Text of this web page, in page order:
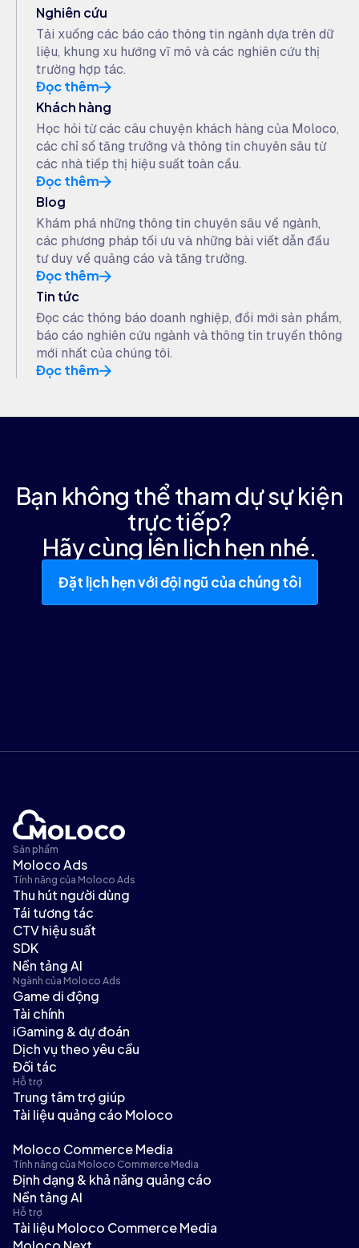
Nghiên cứu
Tải xuống các báo cáo thông tin ngành dựa trên dữ
liệu, khung xu hướng vĩ mô và các nghiên cứu thị
trường hợp tác.
Đọc thêm
Khách hàng
Học hỏi từ các câu chuyện khách hàng của Moloco,
các chỉ số tăng trưởng và thông tin chuyên sâu từ
các nhà tiếp thị hiệu suất toàn cầu.
Đọc thêm
Blog
Khám phá những thông tin chuyên sâu về ngành,
các phương pháp tối ưu và những bài viết dẫn đầu
tư duy về quảng cáo và tăng trưởng.
Đọc thêm
Tin tức
Đọc các thông báo doanh nghiệp, đổi mới sản phẩm,
báo cáo nghiên cứu ngành và thông tin truyền thông
mới nhất của chúng tôi.
Đọc thêm
Bạn không thể tham dự sự kiện
trực tiếp?
Hãy cùng lên lịch hẹn nhé.
Đặt lịch hẹn với đội ngũ của chúng tôi
Sản phẩm
Moloco Ads
Tính năng của Moloco Ads
Thu hút người dùng
Tái tương tác
CTV hiệu suất
SDK
Nền tảng AI
Ngành của Moloco Ads
Game di động
Tài chính
iGaming & dự đoán
Dịch vụ theo yêu cầu
Đối tác
Hỗ trợ
Trung tâm trợ giúp
Tài liệu quảng cáo Moloco
Moloco Commerce Media
Tính năng của Moloco Commerce Media
Định dạng & khả năng quảng cáo
Nền tảng AI
Hỗ trợ
Tài liệu Moloco Commerce Media